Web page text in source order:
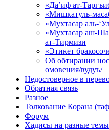
«Да’иф ат-
«Мишкатуль-
«Мухтасар аль-
«Мухтасар аш-
ат-Тирмизи
«Этикет
Об обтирании
омовения/вудуъ/
Недостоверное в
Обратная связь
Разное
Толкование Корана
Форум
Хадисы на разные темы